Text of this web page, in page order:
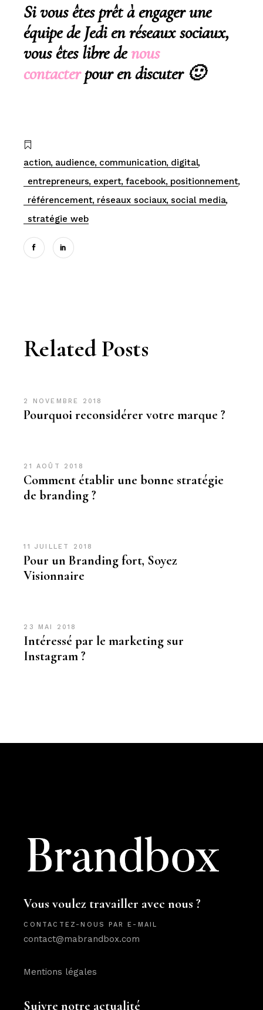
Si vous êtes prêt à engager une
équipe de Jedi en réseaux sociaux,
vous êtes libre denous
contacterpour en discuter 🙂
action audience communication digital
entrepreneurs expert facebook positionnement
référencement réseaux sociaux social media
stratégie web
Related Posts
2 NOVEMBRE 2018
Pourquoi reconsidérer votre marque ?
21 AOÛT 2018
Comment établir une bonne stratégie
de branding ?
11 JUILLET 2018
Pour un Branding fort, Soyez
Visionnaire
23 MAI 2018
Intéressé par le marketing sur
Instagram ?
Vous voulez travailler avec nous ?
CONTACTEZ-NOUS PAR E-MAIL
contact@mabrandbox.com
Mentions légales
Suivre notre actualité